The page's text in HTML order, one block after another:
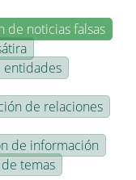
de noticias falsas
entidades
de relaciones
de información
temas